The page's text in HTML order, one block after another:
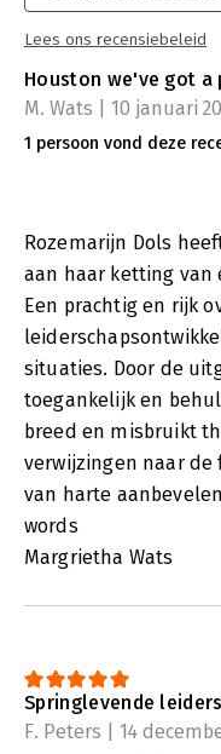
Lees ons recensiebeleid
Houston we've got a
M. Wats | 10 januari
1 persoon vond deze
Rozemarijn Dols
aan haar ketting van
Een prachtig en rijk
situaties. Door de
toegankelijk en
breed en misbruikt
verwijzingen naar
van harte
words
Margrietha Wats
Springlevende
F. Peters | 14